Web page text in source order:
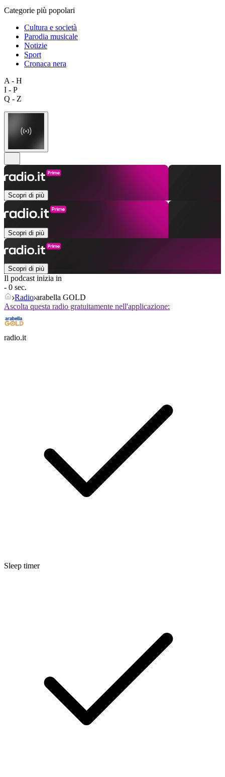
Categorie più popolari
Cultura e società
Parodia musicale
Notizie
Sport
Cronaca nera
A - H
I - P
Q - Z
Scopri di più
Scopri di più
Scopri di più
Il podcast inizia in
- 0 sec.
Radio arabella GOLD
Ascolta questa radio gratuitamente nell'applicazione:
radio.it
Sleep timer